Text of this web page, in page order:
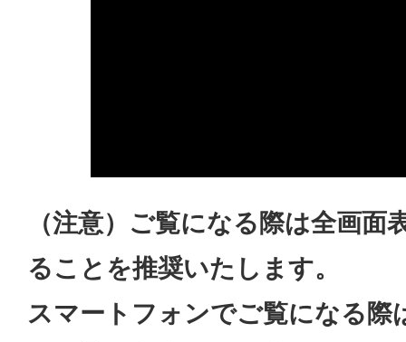
（注意）ご覧になる際は全画面
ることを推奨いたします。
スマートフォンでご覧になる際